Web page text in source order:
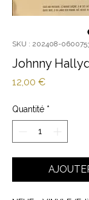
SKU : 202408-
Johnny
12,00 €Prix
Quantité *